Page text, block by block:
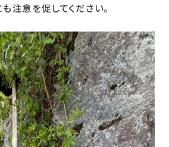
注意を促してください。